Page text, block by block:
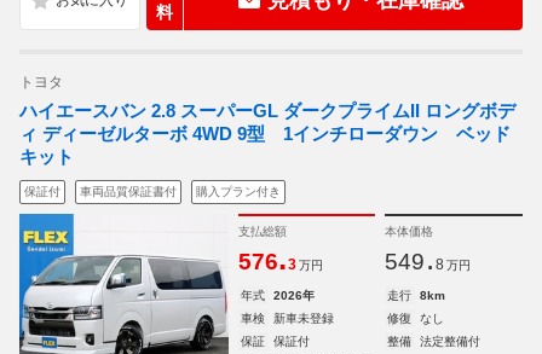
料
トヨタ
ハイエースバン 2.8 スーパーGL ダークプライムII ロングボデ
ィ ディーゼルターボ 4WD 9型 1インチローダウン ベッド
キット
保証付 車両品質保証書付 購入プラン付き
支払総額
576.3 万円
本体価格
549. 8 万円
年式 2026年 走行
8km
車検
新車未登録 修復
なし
保証
保証付 整備
法定整備付